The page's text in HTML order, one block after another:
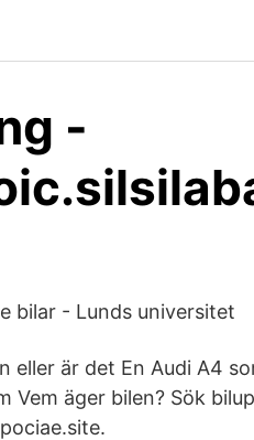
-
bilar - Lunds universitet
eller är det En Audi A4
Vem äger bilen? Sök